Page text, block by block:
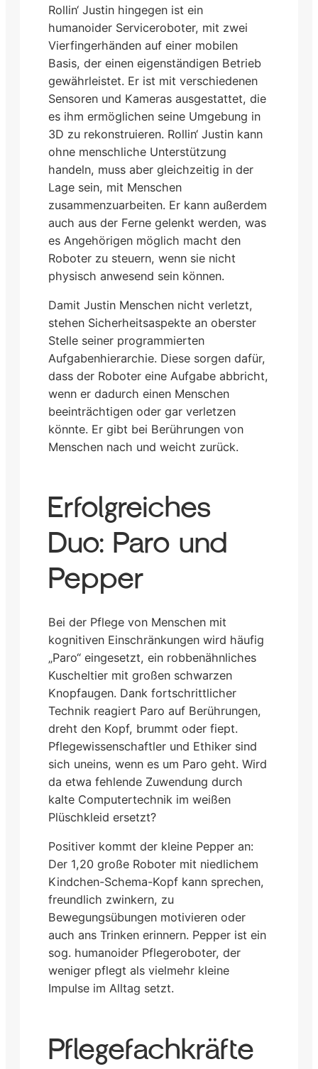
Rollin‘ Justin hingegen ist ein
humanoider Serviceroboter, mit zwei
Vierfingerhänden auf einer mobilen
Basis, der einen eigenständigen Betrieb
gewährleistet. Er ist mit verschiedenen
Sensoren und Kameras ausgestattet, die
es ihm ermöglichen seine Umgebung in
3D zu rekonstruieren. Rollin‘ Justin kann
ohne menschliche Unterstützung
handeln, muss aber gleichzeitig in der
Lage sein, mit Menschen
zusammenzuarbeiten. Er kann außerdem
auch aus der Ferne gelenkt werden, was
es Angehörigen möglich macht den
Roboter zu steuern, wenn sie nicht
physisch anwesend sein können.
Damit Justin Menschen nicht verletzt,
stehen Sicherheitsaspekte an oberster
Stelle seiner programmierten
Aufgabenhierarchie. Diese sorgen dafür,
dass der Roboter eine Aufgabe abbricht,
wenn er dadurch einen Menschen
beeinträchtigen oder gar verletzen
könnte. Er gibt bei Berührungen von
Menschen nach und weicht zurück.
Erfolgreiches
Duo: Paro und
Pepper
Bei der Pflege von Menschen mit
kognitiven Einschränkungen wird häufig
„Paro“ eingesetzt, ein robbenähnliches
Kuscheltier mit großen schwarzen
Knopfaugen. Dank fortschrittlicher
Technik reagiert Paro auf Berührungen,
dreht den Kopf, brummt oder fiept.
Pflegewissenschaftler und Ethiker sind
sich uneins, wenn es um Paro geht. Wird
da etwa fehlende Zuwendung durch
kalte Computertechnik im weißen
Plüschkleid ersetzt?
Positiver kommt der kleine Pepper an:
Der 1,20 große Roboter mit niedlichem
Kindchen-Schema-Kopf kann sprechen,
freundlich zwinkern, zu
Bewegungsübungen motivieren oder
auch ans Trinken erinnern. Pepper ist ein
sog. humanoider Pflegeroboter, der
weniger pflegt als vielmehr kleine
Impulse im Alltag setzt.
Pflegefachkräfte